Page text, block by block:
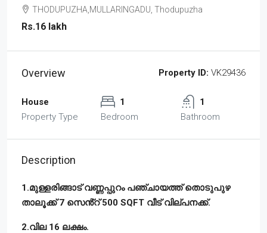
THODUPUZHA,MULLARINGADU, Thodupuzha
Rs.16 lakh
Overview Property ID: VK29436
House
Property Type
1
Bedroom
1
Bathroom
Description
1.മുള്ളരിങ്ങാട് വണ്ണപ്പുറം പഞ്ചായത്ത് തൊടുപുഴ
താലൂക്ക് 7 സെൻ്റ് 500 SQFT വീട് വില്പനക്ക്.
2.വില 16 ലക്ഷം.